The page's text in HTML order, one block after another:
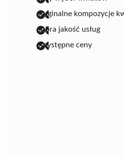
oryginalne kompozycje
dobra jakość usług
przystępne ceny